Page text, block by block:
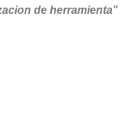
de herramienta"